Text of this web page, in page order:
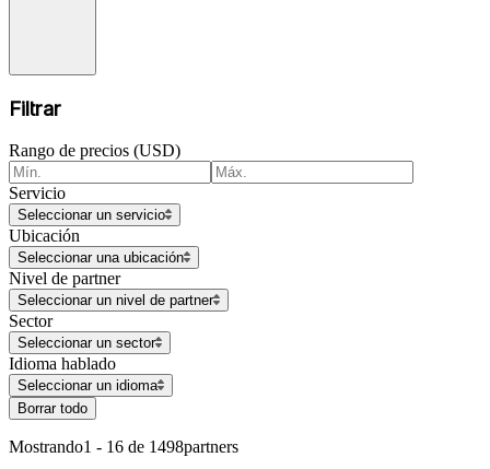
Filtrar
Rango de precios (USD)
Servicio
Seleccionar un servicio
Ubicación
Seleccionar una ubicación
Nivel de partner
Seleccionar un nivel de partner
Sector
Seleccionar un sector
Idioma hablado
Seleccionar un idioma
Borrar todo
Mostrando1 - 16 de 1498partners